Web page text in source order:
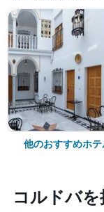
他のおすすめホ
コルドバ​